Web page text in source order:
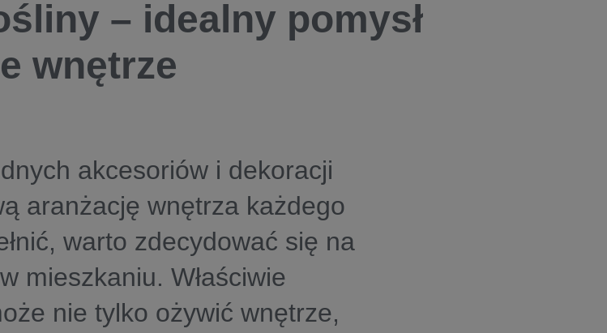
– idealny pomysł
wnętrze
akcesoriów i dekoracji
aranżację wnętrza każdego
warto zdecydować się na
mieszkaniu. Właściwie
nie tylko ożywić wnętrze,